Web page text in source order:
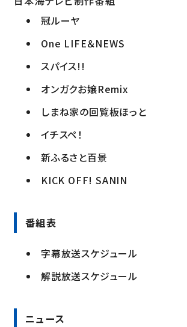
冠ルーヤ
One LIFE＆NEWS
スパイス!!
オンガクお嬢Remix
しまね家の回覧板ほっと
イチスペ！
新ふるさと百景
KICK OFF! SANIN
番組表
字幕放送スケジュール
解説放送スケジュール
ニュース